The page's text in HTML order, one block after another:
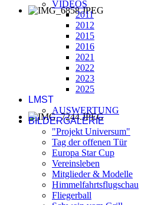
VIDEOS
2011
2012
2015
2016
2021
2022
2023
2025
LMST
AUSWERTUNG
BILDERGALERIE
"Projekt Universum"
Tag der offenen Tür
Europa Star Cup
Vereinsleben
Mitglieder & Modelle
Himmelfahrtsflugschau
Fliegerball